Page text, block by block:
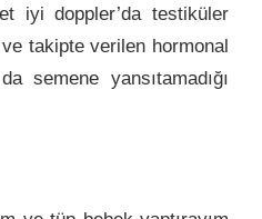
iyi doppler’da testiküler
takipte verilen hormonal
semene yansıtamadığı